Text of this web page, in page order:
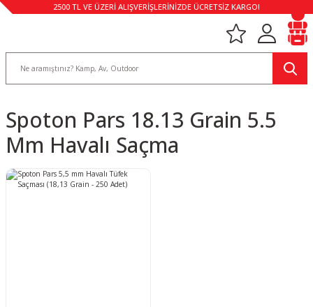
2500 TL VE ÜZERİ ALIŞVERİŞLERİNİZDE ÜCRETSİZ KARGO!
Spoton Pars 18.13 Grain 5.5
Mm Havalı Saçma